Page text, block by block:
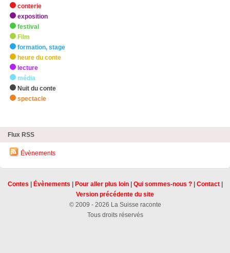
conterie
exposition
festival
Film
formation, stage
heure du conte
lecture
média
Nuit du conte
spectacle
Flux RSS
Évènements
Contes Évènements Pour aller plus loin| Qui sommes-nous ?| Contact|
Version précédente du site
© 2009 - 2026 La Suisse raconte
Tous droits réservés